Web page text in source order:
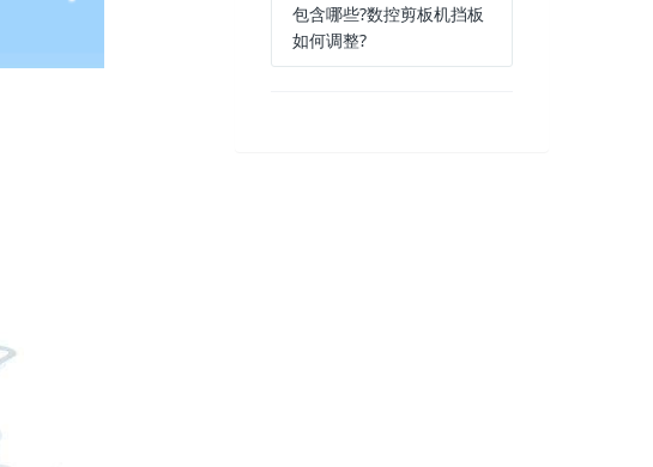
包含哪些?数控剪板机挡板
如何调整?